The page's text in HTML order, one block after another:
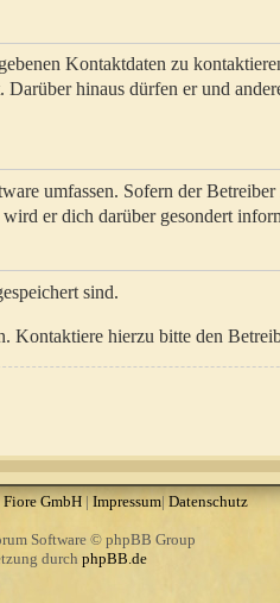
Kontaktdaten zu
hinaus dürfen er und
umfassen. Sofern der Betreiber
er dich darüber gesondert
sind.
Kontaktiere hierzu bitte den
Fiore GmbH| Impressum|Datenschutz
Software © phpBB Group
durch phpBB.de